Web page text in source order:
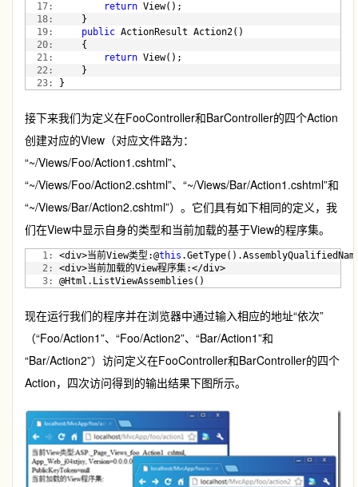
  17:
return View();
  18:
     }
  19:
public ActionResult Action2()
  20:
     {
  21:
return View();
  22:
     }
  23:
}
接下来我们为定义在FooController和BarController的四个Action
创建对应的View（对应文件路为：
“~/Views/Foo/Action1.cshtml”、
“~/Views/Foo/Action2.cshtml”、“~/Views/Bar/Action1.cshtml”和
“~/Views/Bar/Action2.cshtml”）。它们具有如下相同的定义，我
们在View中显示自身的类型和当前加载的基于View的程序集。
   1:
<div>当前View类型:@this
   2:
<div>当前加载的View程序集:</div>
   3:
@Html.ListViewAssemblies()
现在运行我们的程序并在浏览器中通过输入相应的地址“依次”
（“Foo/Action1”、“Foo/Action2”、“Bar/Action1”和
“Bar/Action2”）访问定义在FooController和BarController的四个
Action，四次访问得到的输出结果下图所示。